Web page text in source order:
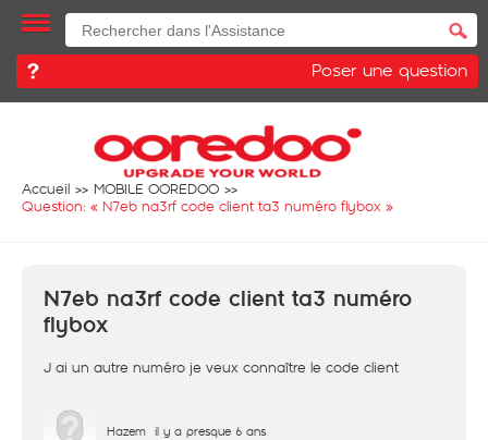
Poser une question
Accueil
MOBILE OOREDOO
Question: « N7eb na3rf code client ta3 numéro flybox »
N7eb na3rf code client ta3 numéro
flybox
J ai un autre numéro je veux connaître le code client
Hazem il y a presque 6 ans